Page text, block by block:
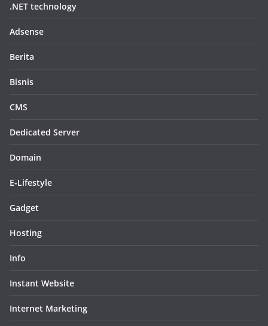
.NET technology
Adsense
Berita
Bisnis
CMS
Dedicated Server
Domain
E-Lifestyle
Gadget
Hosting
Info
Instant Website
Internet Marketing